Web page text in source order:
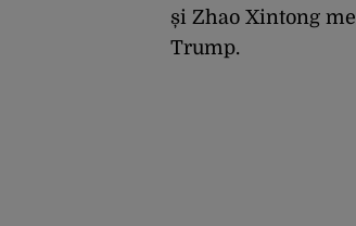
și Zhao Xintong
Trump.